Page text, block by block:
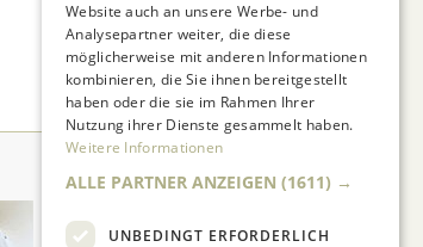
Adoption
Website auch an unsere Werbe- und
Analysepartner weiter, die diese
möglicherweise mit anderen Informationen
kombinieren, die Sie ihnen bereitgestellt
haben oder die sie im Rahmen Ihrer
Nutzung ihrer Dienste gesammelt haben.
Weitere Informationen
ALLE PARTNER ANZEIGEN (1611) →
UNBEDINGT ERFORDERLICH